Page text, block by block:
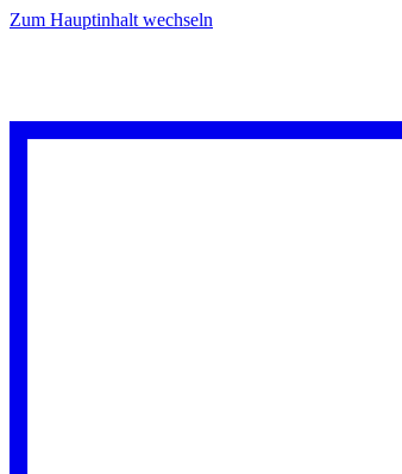
Zum Hauptinhalt wechseln